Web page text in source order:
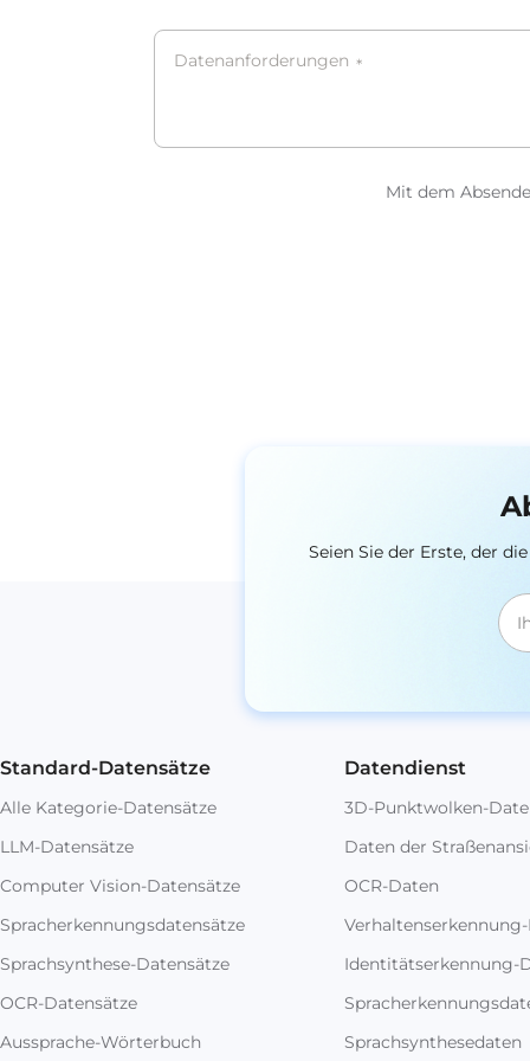
Datenanforderungen *
Mit dem
Seien Sie der Erste, der
Standard-Datensätze
Alle Kategorie-Datensätze
LLM-Datensätze
Computer Vision-Datensätze
Spracherkennungsdatensätze
Sprachsynthese-Datensätze
OCR-Datensätze
Aussprache-Wörterbuch
Datendienst
3D-Punktwolken-
Daten der
OCR-Daten
Identitätserkennung-
Sprachsynthesedaten